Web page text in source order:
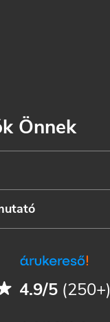
Önnek
4.9/5 (250+)